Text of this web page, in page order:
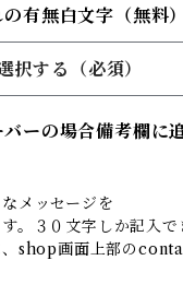
有無白文字（無料）
択する（必須）
ーの場合備考欄に
メッセージを
。３０文字しか記入で
shop画面上部の